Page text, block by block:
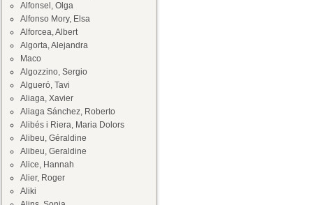
Alfonsel, Olga
Alfonso Mory, Elsa
Alforcea, Albert
Algorta, Alejandra
Maco
Algozzino, Sergio
Algueró, Tavi
Aliaga, Xavier
Aliaga Sánchez, Roberto
Alibés i Riera, Maria Dolors
Alibeu, Géraldine
Alibeu, Geraldine
Alice, Hannah
Alier, Roger
Aliki